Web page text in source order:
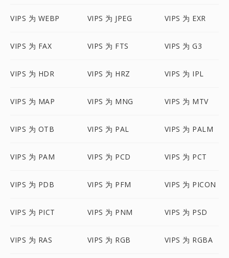
VIPS 为 WEBP VIPS 为 JPEG VIPS 为 EXR
VIPS 为 FAX VIPS 为 FTS VIPS 为 G3
VIPS 为 HDR VIPS 为 HRZ VIPS 为 IPL
VIPS 为 MAP VIPS 为 MNG VIPS 为 MTV
VIPS 为 OTB VIPS 为 PAL VIPS 为 PALM
VIPS 为 PAM VIPS 为 PCD VIPS 为 PCT
VIPS 为 PDB VIPS 为 PFM VIPS 为 PICON
VIPS 为 PICT VIPS 为 PNM VIPS 为 PSD
VIPS 为 RAS VIPS 为 RGB VIPS 为 RGBA